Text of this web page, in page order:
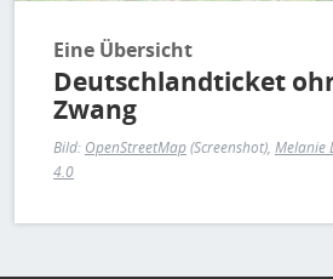
Eine Übersicht
Deutschlandticket
Zwang
Bild: OpenStreetMap(Screenshot), Melanie
4.0